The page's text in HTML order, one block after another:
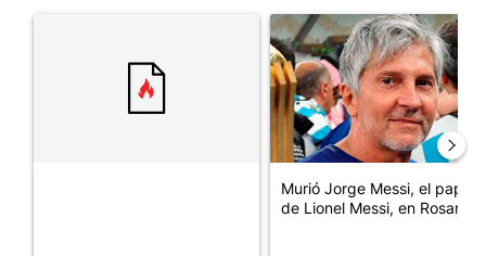
Un artículo de tendencia con el título "" con 30 comentarios.
Un artículo de tendencia con
Murió Jorge Messi, el papá
de Lionel Messi, en Rosario